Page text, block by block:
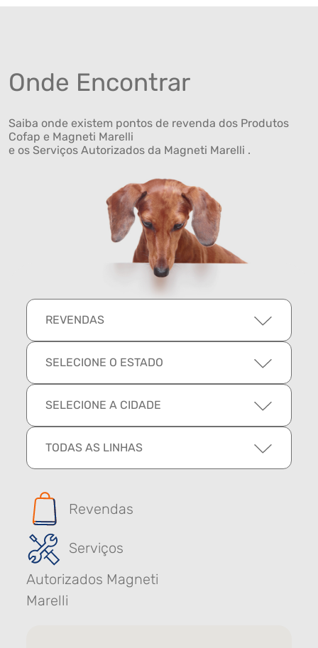
Onde Encontrar
Saiba onde existem pontos de revenda dos Produtos
Cofap e Magneti Marelli
e os Serviços Autorizados da Magneti Marelli .
REVENDAS
SELECIONE O ESTADO
SELECIONE A CIDADE
TODAS AS LINHAS
Revendas
Serviços
Autorizados Magneti
Marelli